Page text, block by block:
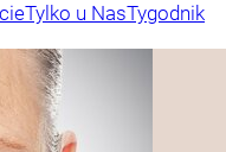
Tylko u NasTygodnik